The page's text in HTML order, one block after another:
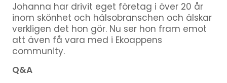
Johanna har drivit eget företag i över 20 år
inom skönhet och hälsobranschen och älskar
verkligen det hon gör. Nu ser hon fram emot
att även få vara med i Ekoappens
community.
Q&A